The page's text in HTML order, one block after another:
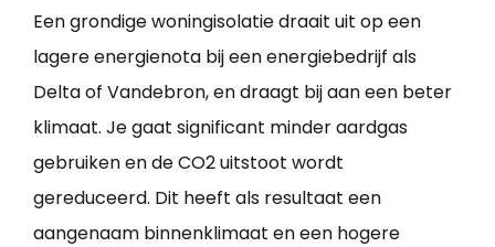
Een grondige woningisolatie draait uit op een
lagere energienota bij een energiebedrijf als
Delta of Vandebron, en draagt bij aan een beter
klimaat. Je gaat significant minder aardgas
gebruiken en de CO2 uitstoot wordt
gereduceerd. Dit heeft als resultaat een
aangenaam binnenklimaat en een hogere